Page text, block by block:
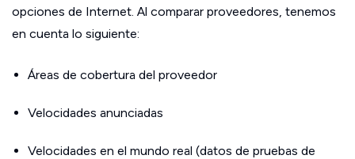
opciones de Internet. Al comparar proveedores, tenemos
en cuenta lo siguiente:
Áreas de cobertura del proveedor
Velocidades anunciadas
Velocidades en el mundo real (datos de pruebas de